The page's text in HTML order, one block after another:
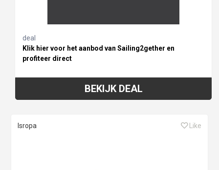
deal
Klik hier voor het aanbod van Sailing2gether en
profiteer direct
BEKIJK DEAL
Isropa Like